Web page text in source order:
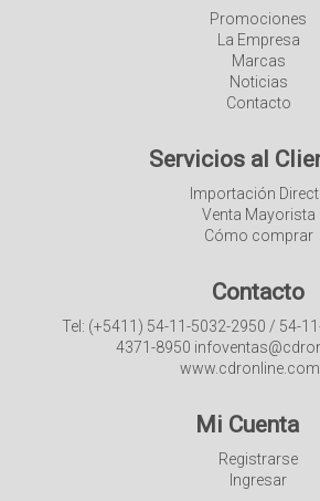
Promociones
La Empresa
Marcas
Noticias
Contacto
Servicios al
Importación
Venta Mayorista
Cómo comprar
Contacto
Tel: (+5411) 54-11-5032-2950 / 54-
4371-8950
Mi Cuenta
Registrarse
Ingresar